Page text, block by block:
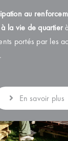
au
la vie de quartier
portés par les
En savoir plus